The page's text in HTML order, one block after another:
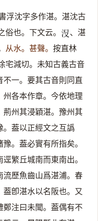
浮沈字多作湛。湛沈古
也。下文云。 𣳚 、湛
从水。甚聲。 按直林
宅減切。未知古義古音
一。要其古音則同直
州各本作章。今依地理
州其浸穎湛。豫州其
。葢以正經文之互譌
。葢必實有所指矣。
繁丘城南而東南出。
歷魚齒山爲湛浦。春
卽湛水以名阪也。又
鄭注曰未聞。葢偶有不